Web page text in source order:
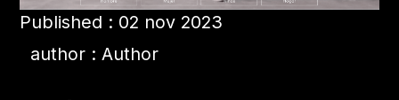
Published : 02 nov 2023
author : Author